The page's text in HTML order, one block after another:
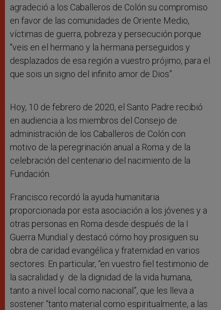
agradeció a los Caballeros de Colón su compromiso
en favor de las comunidades de Oriente Medio,
víctimas de guerra, pobreza y persecución porque
“veis en el hermano y la hermana perseguidos y
desplazados de esa región a vuestro prójimo, para el
que sois un signo del infinito amor de Dios”.
Hoy, 10 de febrero de 2020, el Santo Padre recibió
en audiencia a los miembros del Consejo de
administración de los Caballeros de Colón con
motivo de la peregrinación anual a Roma y de la
celebración del centenario del nacimiento de la
Fundación.
Francisco recordó la ayuda humanitaria
proporcionada por esta asociación a los jóvenes y a
otras personas en Roma desde después de la I
Guerra Mundial y destacó cómo hoy prosiguen su
obra de caridad evangélica y fraternidad en varios
sectores. En particular, “en vuestro fiel testimonio de
la sacralidad y de la dignidad de la vida humana,
tanto a nivel local como nacional”, que les lleva a
sostener “tanto material como espiritualmente, a las